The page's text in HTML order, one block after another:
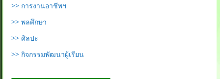
>> การงานอาชีพฯ
>> พลศึกษา
>> ศิลปะ
>> กิจกรรมพัฒนาผู้เรียน